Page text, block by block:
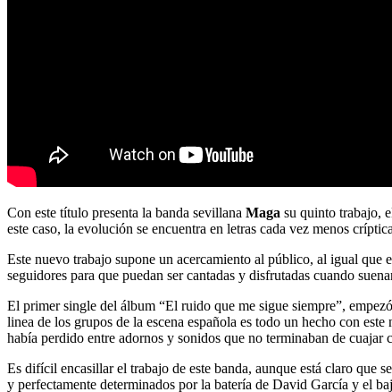
Con este título presenta la banda sevillana Maga su quinto trabajo,
este caso, la evolución se encuentra en letras cada vez menos
Este nuevo trabajo supone un acercamiento al público, al igual que
seguidores para que puedan ser cantadas y disfrutadas cuando
El primer single del álbum “El ruido que me sigue siempre”,
linea de los grupos de la escena española es todo un hecho con
había perdido entre adornos y sonidos que no terminaban de cuajar
Es difícil encasillar el trabajo de este banda, aunque está claro
y perfectamente determinados por la batería de David García y el